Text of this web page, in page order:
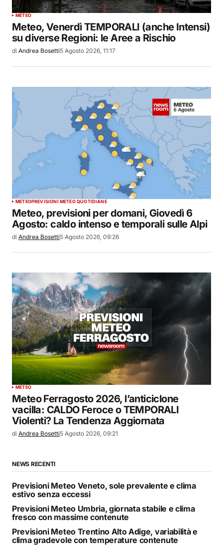
METEO
Meteo, Venerdì TEMPORALI (anche Intensi)
su diverse Regioni: le Aree a Rischio
di Andrea Bosetti5 Agosto 2026, 11:17
METEOPREVISIONI METEO QUOTIDIANE
Meteo, previsioni per domani, Giovedì 6
Agosto: caldo intenso e temporali sulle Alpi
di Andrea Bosetti5 Agosto 2026, 09:26
METEO
Meteo Ferragosto 2026, l’anticiclone
vacilla: CALDO Feroce o TEMPORALI
Violenti? La Tendenza Aggiornata
di Andrea Bosetti5 Agosto 2026, 09:21
NEWS RECENTI
Previsioni Meteo Veneto, sole prevalente e clima
estivo senza eccessi
Previsioni Meteo Umbria, giornata stabile e clima
fresco con massime contenute
Previsioni Meteo Trentino Alto Adige, variabilità e
clima gradevole con temperature contenute